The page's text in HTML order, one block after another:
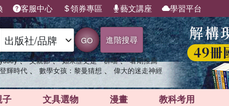
客服中心 領券專區 藝文講座 學習平台
GO 進階搜尋
、 父親節 、 如果歷史是一群喵 、 暑期推薦
輝時代 、 數學女孩：黎曼猜想 、 偉大的迷走神經
子 文具選物 漫畫 教科考用